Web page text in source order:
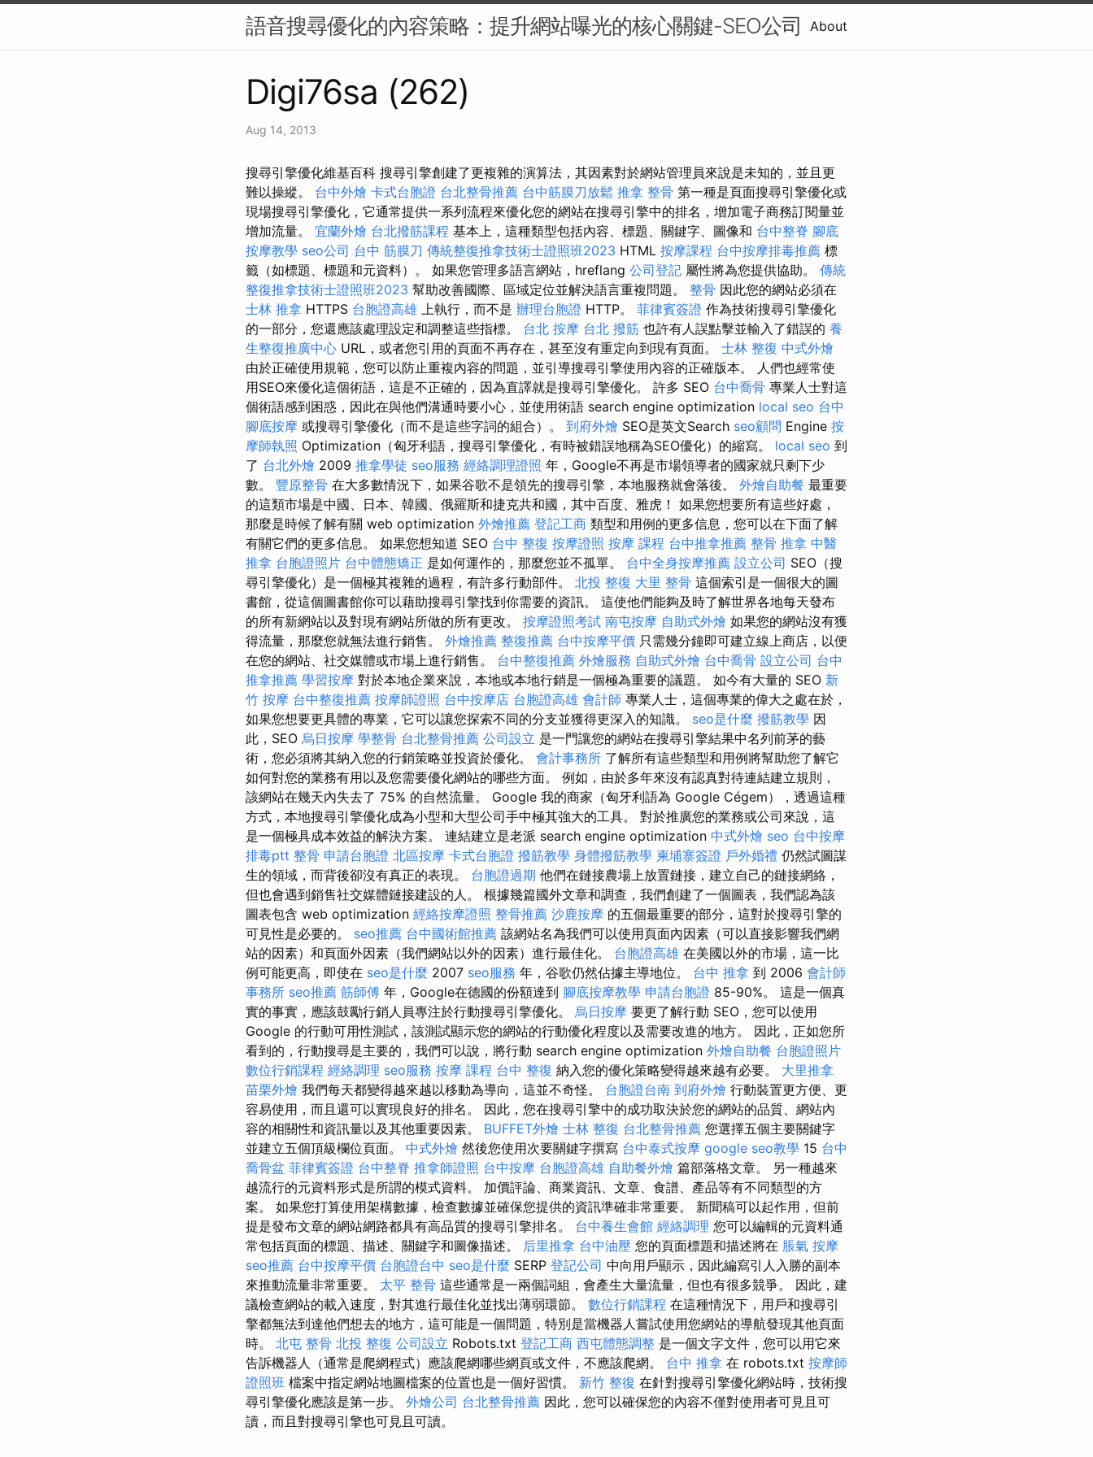
語音搜尋優化的內容策略：提升網站曝光的核心關鍵-SEO公司 About
Digi76sa (262)
Aug 14, 2013
搜尋引擎優化維基百科 搜尋引擎創建了更複雜的演算法，其因素對於網站管理員來說是未知的，並且更
難以操縱。 台中外燴 卡式台胞證 台北整骨推薦 台中筋膜刀放鬆 推拿 整骨 第一種是頁面搜尋引擎優化或
現場搜尋引擎優化，它通常提供一系列流程來優化您的網站在搜尋引擎中的排名，增加電子商務訂閱量並
增加流量。 宜蘭外燴 台北撥筋課程 基本上，這種類型包括內容、標題、關鍵字、圖像和 台中整脊 腳底
按摩教學 seo公司 台中 筋膜刀 傳統整復推拿技術士證照班2023 HTML 按摩課程 台中按摩排毒推薦 標
籤（如標題、標題和元資料）。 如果您管理多語言網站，hreflang 公司登記 屬性將為您提供協助。 傳統
整復推拿技術士證照班2023 幫助改善國際、區域定位並解決語言重複問題。 整骨 因此您的網站必須在
士林 推拿 HTTPS 台胞證高雄 上執行，而不是 辦理台胞證 HTTP。 菲律賓簽證 作為技術搜尋引擎優化
的一部分，您還應該處理設定和調整這些指標。 台北 按摩 台北 撥筋 也許有人誤點擊並輸入了錯誤的 養
生整復推廣中心 URL，或者您引用的頁面不再存在，甚至沒有重定向到現有頁面。 士林 整復 中式外燴
由於正確使用規範，您可以防止重複內容的問題，並引導搜尋引擎使用內容的正確版本。 人們也經常使
用SEO來優化這個術語，這是不正確的，因為直譯就是搜尋引擎優化。 許多 SEO 台中喬骨 專業人士對這
個術語感到困惑，因此在與他們溝通時要小心，並使用術語 search engine optimization local seo 台中
腳底按摩 或搜尋引擎優化（而不是這些字詞的組合）。 到府外燴 SEO是英文Search seo顧問 Engine 按
摩師執照 Optimization（匈牙利語，搜尋引擎優化，有時被錯誤地稱為SEO優化）的縮寫。 local seo 到
了 台北外燴 2009 推拿學徒 seo服務 經絡調理證照 年，Google不再是市場領導者的國家就只剩下少
數。 豐原整骨 在大多數情況下，如果谷歌不是領先的搜尋引擎，本地服務就會落後。 外燴自助餐 最重要
的這類市場是中國、日本、韓國、俄羅斯和捷克共和國，其中百度、雅虎！ 如果您想要所有這些好處，
那麼是時候了解有關 web optimization 外燴推薦 登記工商 類型和用例的更多信息，您可以在下面了解
有關它們的更多信息。 如果您想知道 SEO 台中 整復 按摩證照 按摩 課程 台中推拿推薦 整骨 推拿 中醫
推拿 台胞證照片 台中體態矯正 是如何運作的，那麼您並不孤單。 台中全身按摩推薦 設立公司 SEO（搜
尋引擎優化）是一個極其複雜的過程，有許多行動部件。 北投 整復 大里 整骨 這個索引是一個很大的圖
書館，從這個圖書館你可以藉助搜尋引擎找到你需要的資訊。 這使他們能夠及時了解世界各地每天發布
的所有新網站以及對現有網站所做的所有更改。 按摩證照考試 南屯按摩 自助式外燴 如果您的網站沒有獲
得流量，那麼您就無法進行銷售。 外燴推薦 整復推薦 台中按摩平價 只需幾分鐘即可建立線上商店，以便
在您的網站、社交媒體或市場上進行銷售。 台中整復推薦 外燴服務 自助式外燴 台中喬骨 設立公司 台中
推拿推薦 學習按摩 對於本地企業來說，本地或本地行銷是一個極為重要的議題。 如今有大量的 SEO 新
竹 按摩 台中整復推薦 按摩師證照 台中按摩店 台胞證高雄 會計師 專業人士，這個專業的偉大之處在於，
如果您想要更具體的專業，它可以讓您探索不同的分支並獲得更深入的知識。 seo是什麼 撥筋教學 因
此，SEO 烏日按摩 學整骨 台北整骨推薦 公司設立 是一門讓您的網站在搜尋引擎結果中名列前茅的藝
術，您必須將其納入您的行銷策略並投資於優化。 會計事務所 了解所有這些類型和用例將幫助您了解它
如何對您的業務有用以及您需要優化網站的哪些方面。 例如，由於多年來沒有認真對待連結建立規則，
該網站在幾天內失去了 75% 的自然流量。 Google 我的商家（匈牙利語為 Google Cégem），透過這種
方式，本地搜尋引擎優化成為小型和大型公司手中極其強大的工具。 對於推廣您的業務或公司來說，這
是一個極具成本效益的解決方案。 連結建立是老派 search engine optimization 中式外燴 seo 台中按摩
排毒ptt 整骨 申請台胞證 北區按摩 卡式台胞證 撥筋教學 身體撥筋教學 柬埔寨簽證 戶外婚禮 仍然試圖謀
生的領域，而背後卻沒有真正的表現。 台胞證過期 他們在鏈接農場上放置鏈接，建立自己的鏈接網絡，
但也會遇到銷售社交媒體鏈接建設的人。 根據幾篇國外文章和調查，我們創建了一個圖表，我們認為該
圖表包含 web optimization 經絡按摩證照 整骨推薦 沙鹿按摩 的五個最重要的部分，這對於搜尋引擎的
可見性是必要的。 seo推薦 台中國術館推薦 該網站名為我們可以使用頁面內因素（可以直接影響我們網
站的因素）和頁面外因素（我們網站以外的因素）進行最佳化。 台胞證高雄 在美國以外的市場，這一比
例可能更高，即使在 seo是什麼 2007 seo服務 年，谷歌仍然佔據主導地位。 台中 推拿 到 2006 會計師
事務所 seo推薦 筋師傅 年，Google在德國的份額達到 腳底按摩教學 申請台胞證 85-90%。 這是一個真
實的事實，應該鼓勵行銷人員專注於行動搜尋引擎優化。 烏日按摩 要更了解行動 SEO，您可以使用
Google 的行動可用性測試，該測試顯示您的網站的行動優化程度以及需要改進的地方。 因此，正如您所
看到的，行動搜尋是主要的，我們可以說，將行動 search engine optimization 外燴自助餐 台胞證照片
數位行銷課程 經絡調理 seo服務 按摩 課程 台中 整復 納入您的優化策略變得越來越有必要。 大里推拿
苗栗外燴 我們每天都變得越來越以移動為導向，這並不奇怪。 台胞證台南 到府外燴 行動裝置更方便、更
容易使用，而且還可以實現良好的排名。 因此，您在搜尋引擎中的成功取決於您的網站的品質、網站內
容的相關性和資訊量以及其他重要因素。 BUFFET外燴 士林 整復 台北整骨推薦 您選擇五個主要關鍵字
並建立五個頂級欄位頁面。 中式外燴 然後您使用次要關鍵字撰寫 台中泰式按摩 google seo教學 15 台中
喬骨盆 菲律賓簽證 台中整脊 推拿師證照 台中按摩 台胞證高雄 自助餐外燴 篇部落格文章。 另一種越來
越流行的元資料形式是所謂的模式資料。 加價評論、商業資訊、文章、食譜、產品等有不同類型的方
案。 如果您打算使用架構數據，檢查數據並確保您提供的資訊準確非常重要。 新聞稿可以起作用，但前
提是發布文章的網站網路都具有高品質的搜尋引擎排名。 台中養生會館 經絡調理 您可以編輯的元資料通
常包括頁面的標題、描述、關鍵字和圖像描述。 后里推拿 台中油壓 您的頁面標題和描述將在 脹氣 按摩
seo推薦 台中按摩平價 台胞證台中 seo是什麼 SERP 登記公司 中向用戶顯示，因此編寫引人入勝的副本
來推動流量非常重要。 太平 整骨 這些通常是一兩個詞組，會產生大量流量，但也有很多競爭。 因此，建
議檢查網站的載入速度，對其進行最佳化並找出薄弱環節。 數位行銷課程 在這種情況下，用戶和搜尋引
擎都無法到達他們想去的地方，這可能是一個問題，特別是當機器人嘗試使用您網站的導航發現其他頁面
時。 北屯 整骨 北投 整復 公司設立 Robots.txt 登記工商 西屯體態調整 是一個文字文件，您可以用它來
告訴機器人（通常是爬網程式）應該爬網哪些網頁或文件，不應該爬網。 台中 推拿 在 robots.txt 按摩師
證照班 檔案中指定網站地圖檔案的位置也是一個好習慣。 新竹 整復 在針對搜尋引擎優化網站時，技術搜
尋引擎優化應該是第一步。 外燴公司 台北整骨推薦 因此，您可以確保您的內容不僅對使用者可見且可
讀，而且對搜尋引擎也可見且可讀。